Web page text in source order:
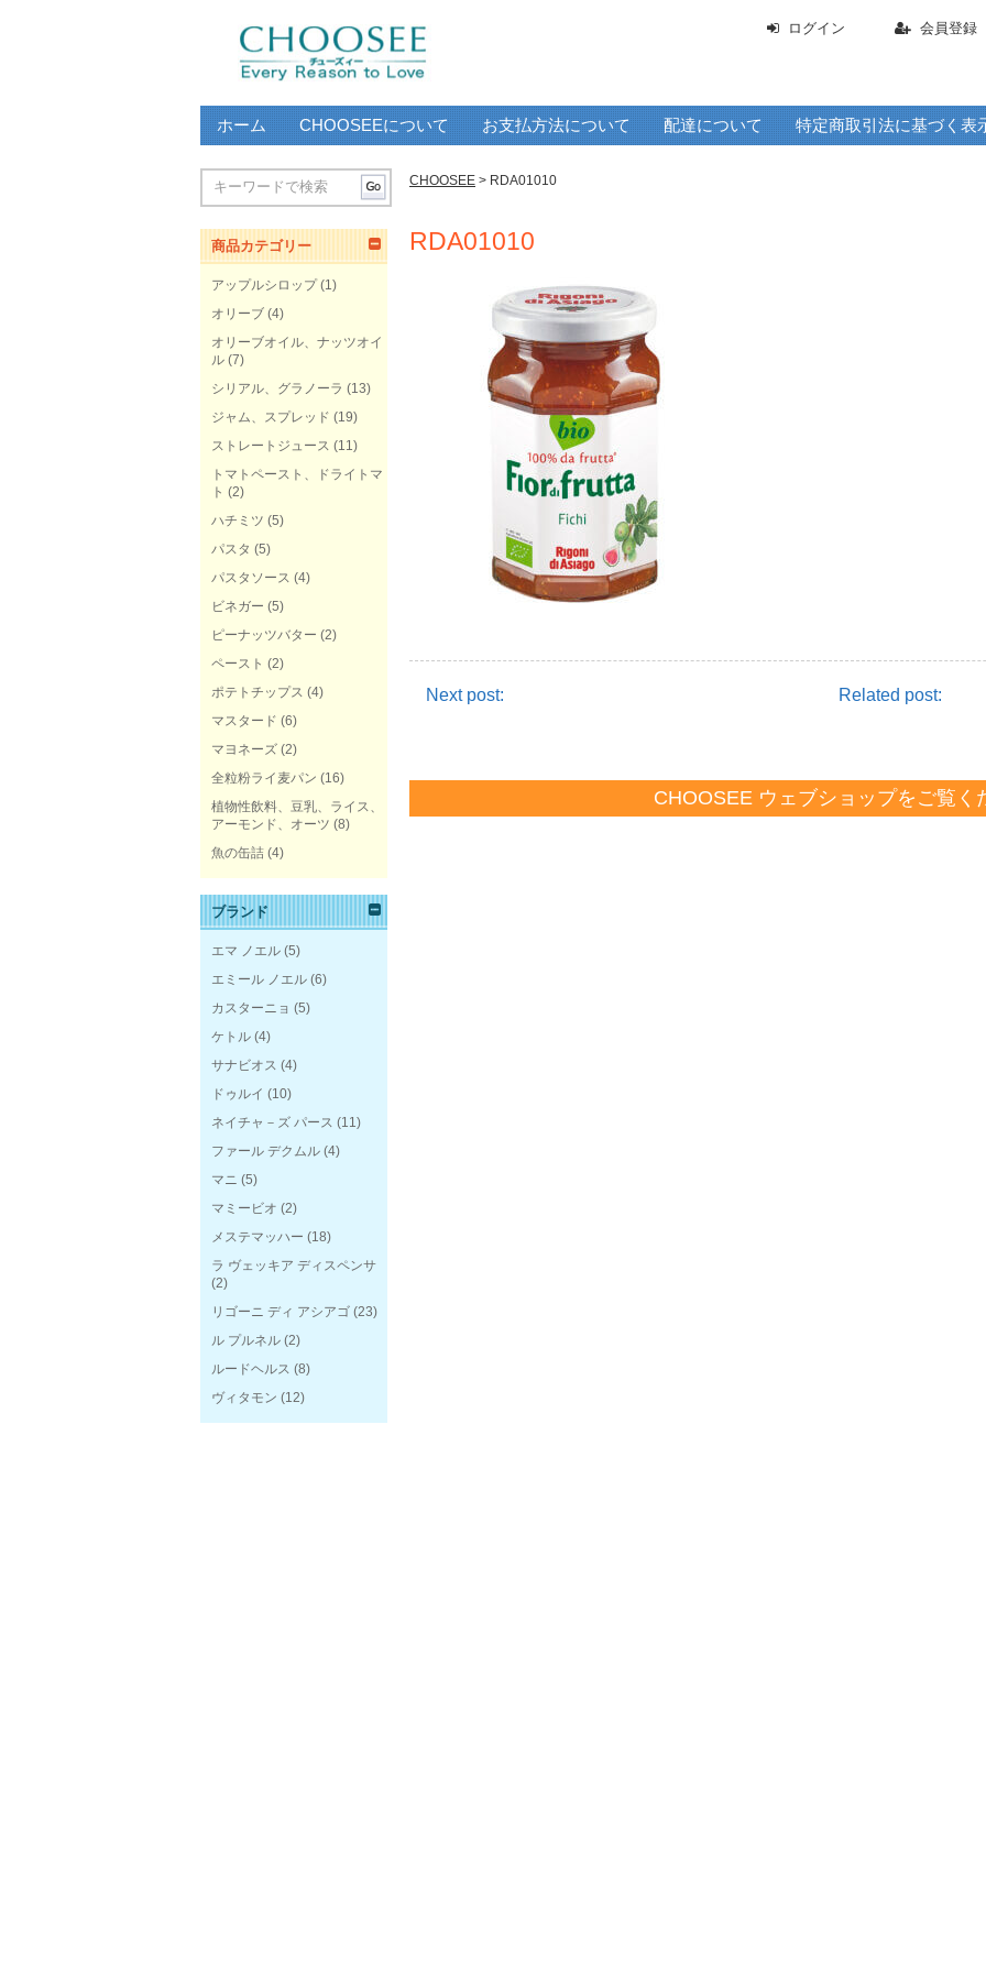
ログイン 会員登録
ホーム CHOOSEEについて お支払方法について 配達について 特定商取引法に基づく表
CHOOSEE > RDA01010
RDA01010
Next post: Related post:
CHOOSEE ウェブショップをご覧く
商品カテゴリー
アップルシロップ(1)
オリーブ (4)
オリーブオイル、ナッツオイ
ル (7)
シリアル、グラノーラ (13)
ジャム、スプレッド (19)
ストレートジュース (11)
トマトペースト、ドライトマ
ト (2)
ハチミツ (5)
パスタ (5)
パスタソース (4)
ビネガー (5)
ピーナッツバター (2)
ペースト (2)
ポテトチップス (4)
マスタード (6)
マヨネーズ (2)
全粒粉ライ麦パン (16)
植物性飲料、豆乳、ライス、
アーモンド、オーツ (8)
魚の缶詰 (4)
ブランド
エマ ノエル (5)
エミール ノエル (6)
カスターニョ (5)
ケトル (4)
サナビオス (4)
ドゥルイ (10)
ネイチャ－ズ パース (11)
ファール デクムル (4)
マニ (5)
マミービオ (2)
メステマッハー (18)
ラ ヴェッキア ディスペンサ
(2)
リゴーニ ディ アシアゴ (23)
ル プルネル (2)
ルードヘルス (8)
ヴィタモン (12)